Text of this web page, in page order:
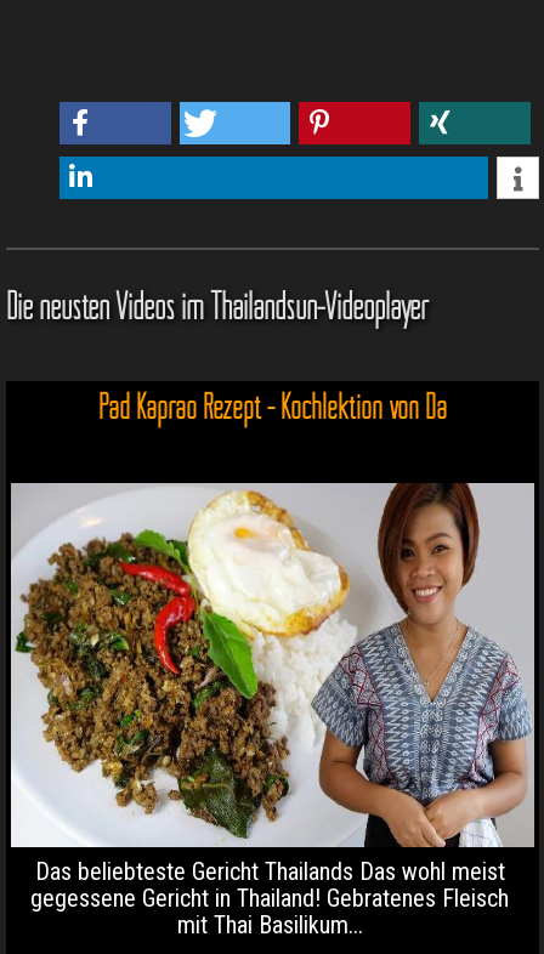
Die neusten Videos im Thailandsun-Videoplayer
Pad Kaprao Rezept - Kochlektion von Da
Das beliebteste Gericht Thailands Das wohl meist
gegessene Gericht in Thailand! Gebratenes Fleisch
mit Thai Basilikum...